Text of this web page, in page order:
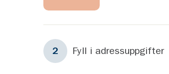
2 Steg 2
Fyll i adressuppgifter